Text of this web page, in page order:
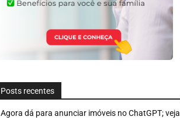
Posts recentes
Agora dá para anunciar imóveis no ChatGPT; veja